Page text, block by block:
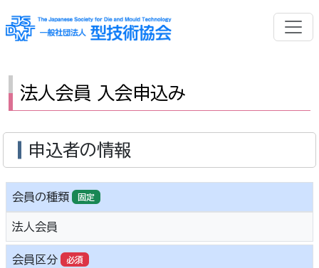
法人会員 入会申込み
申込者の情報
会員の種類 固定
法人会員
会員区分 必須